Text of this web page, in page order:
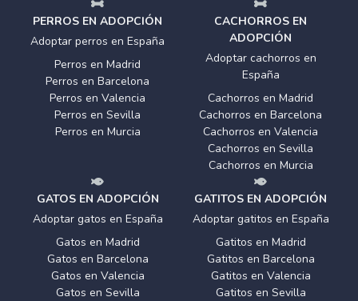
PERROS EN ADOPCIÓN
Adoptar perros en España
Perros en Madrid
Perros en Barcelona
Perros en Valencia
Perros en Sevilla
Perros en Murcia
CACHORROS EN
ADOPCIÓN
Adoptar cachorros en
España
Cachorros en Madrid
Cachorros en Barcelona
Cachorros en Valencia
Cachorros en Sevilla
Cachorros en Murcia
GATOS EN ADOPCIÓN
Adoptar gatos en España
Gatos en Madrid
Gatos en Barcelona
Gatos en Valencia
Gatos en Sevilla
GATITOS EN ADOPCIÓN
Adoptar gatitos en España
Gatitos en Madrid
Gatitos en Barcelona
Gatitos en Valencia
Gatitos en Sevilla